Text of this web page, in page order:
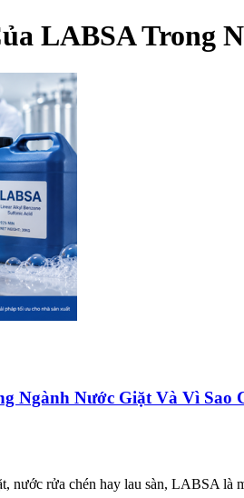
LABSA Trong
Ngành Nước Giặt Và Vì Sao
nước rửa chén hay lau sàn, LABSA